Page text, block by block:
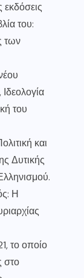
του:
των
του
και
Δυτικής
Η
το οποίο
στο